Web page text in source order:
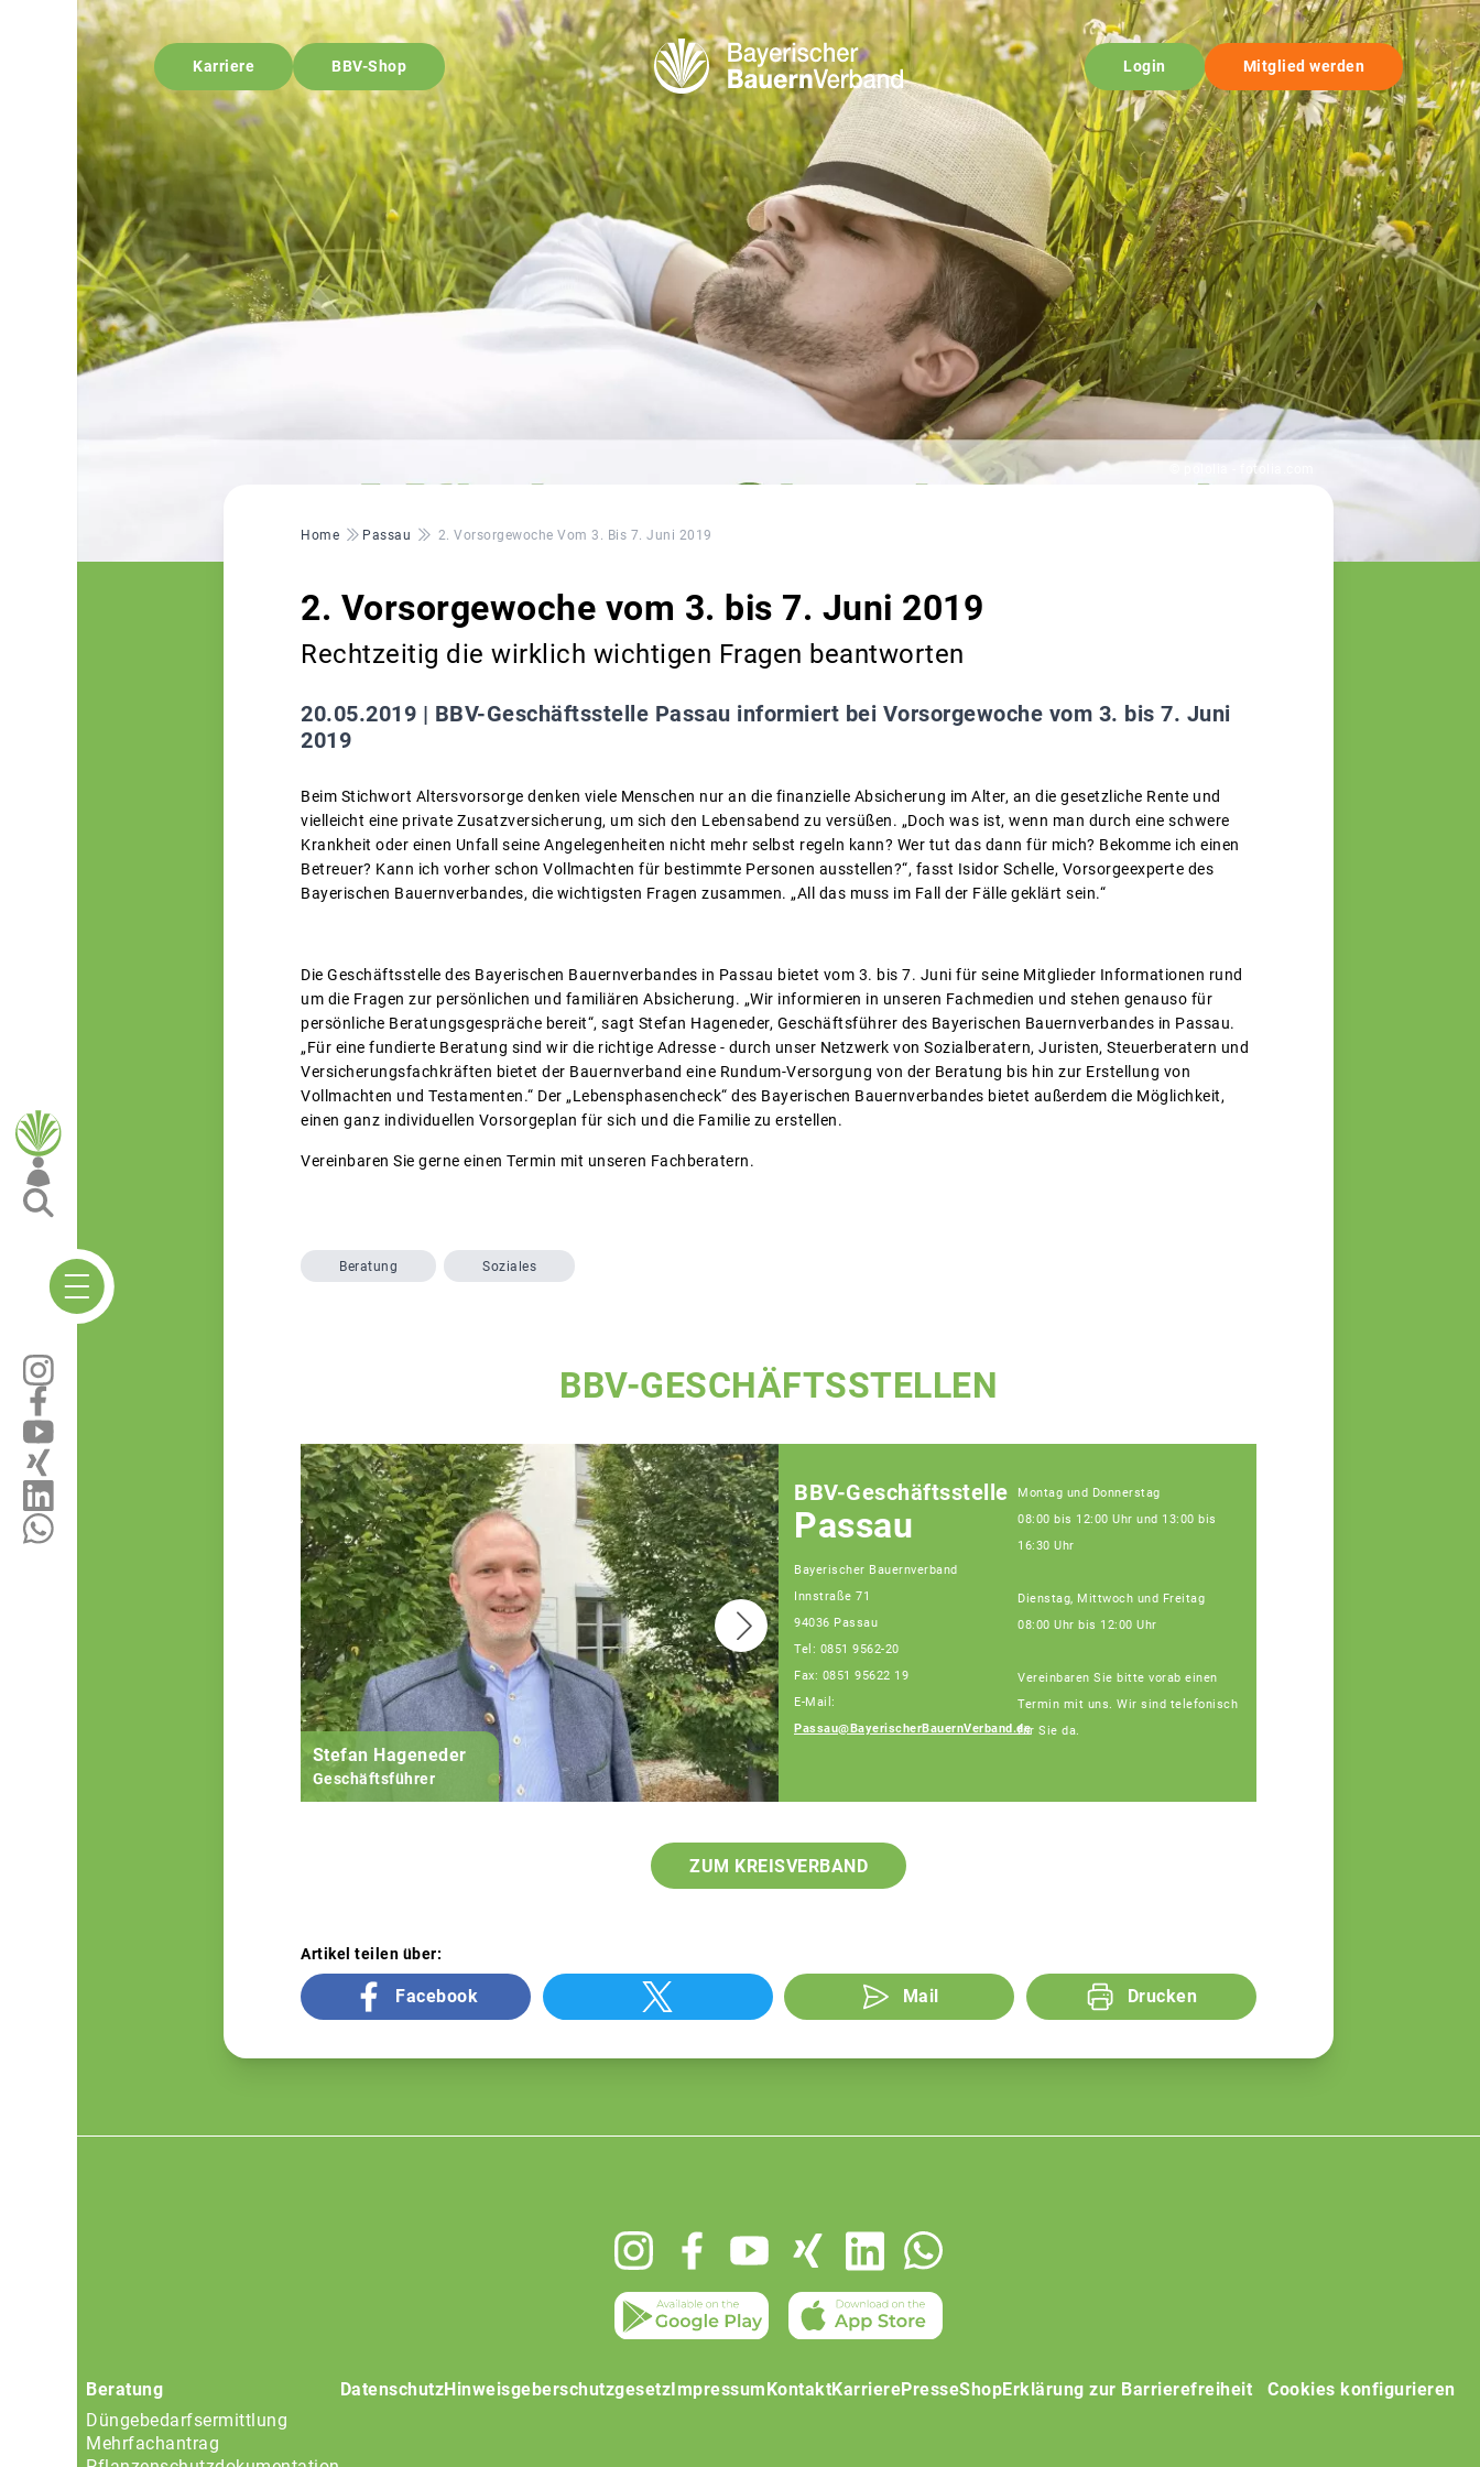
Karriere BBV-Shop Login Mitglied werden
© pololia - fotolia.com
Pfadnavigation
Home Passau 2. Vorsorgewoche Vom 3. Bis 7. Juni 2019
2. Vorsorgewoche vom 3. bis 7. Juni 2019
Rechtzeitig die wirklich wichtigen Fragen beantworten
20.05.2019 | BBV-Geschäftsstelle Passau informiert bei Vorsorgewoche vom 3. bis 7. Juni
2019
Beim Stichwort Altersvorsorge denken viele Menschen nur an die finanzielle Absicherung im Alter, an die gesetzliche Rente und
vielleicht eine private Zusatzversicherung, um sich den Lebensabend zu versüßen. „Doch was ist, wenn man durch eine schwere
Krankheit oder einen Unfall seine Angelegenheiten nicht mehr selbst regeln kann? Wer tut das dann für mich? Bekomme ich einen
Betreuer? Kann ich vorher schon Vollmachten für bestimmte Personen ausstellen?“, fasst Isidor Schelle, Vorsorgeexperte des
Bayerischen Bauernverbandes, die wichtigsten Fragen zusammen. „All das muss im Fall der Fälle geklärt sein.“
Die Geschäftsstelle des Bayerischen Bauernverbandes in Passau bietet vom 3. bis 7. Juni für seine Mitglieder Informationen rund
um die Fragen zur persönlichen und familiären Absicherung. „Wir informieren in unseren Fachmedien und stehen genauso für
persönliche Beratungsgespräche bereit“, sagt Stefan Hageneder, Geschäftsführer des Bayerischen Bauernverbandes in Passau.
„Für eine fundierte Beratung sind wir die richtige Adresse - durch unser Netzwerk von Sozialberatern, Juristen, Steuerberatern und
Versicherungsfachkräften bietet der Bauernverband eine Rundum-Versorgung von der Beratung bis hin zur Erstellung von
Vollmachten und Testamenten.“ Der „Lebensphasencheck“ des Bayerischen Bauernverbandes bietet außerdem die Möglichkeit,
einen ganz individuellen Vorsorgeplan für sich und die Familie zu erstellen.
Vereinbaren Sie gerne einen Termin mit unseren Fachberatern.
Beratung Soziales
BBV-GESCHÄFTSSTELLEN
Stefan Hageneder
Geschäftsführer
BBV-Geschäftsstelle
Passau
Bayerischer Bauernverband
Innstraße 71
94036 Passau
Tel: 0851 9562-20
Fax: 0851 95622 19
E-Mail:
Passau@BayerischerBauernVerband.de
Montag und Donnerstag
08:00 bis 12:00 Uhr und 13:00 bis
16:30 Uhr
Dienstag, Mittwoch und Freitag
08:00 Uhr bis 12:00 Uhr
Vereinbaren Sie bitte vorab einen
Termin mit uns. Wir sind telefonisch
für Sie da.
ZUM KREISVERBAND
Artikel teilen über:
Facebook Mail Drucken
Beratung
Düngebedarfsermittlung
Mehrfachantrag
DatenschutzHinweisgeberschutzgesetzImpressumKontaktKarrierePresseShopErklärung zur Barrierefreiheit Cookies konfigurieren